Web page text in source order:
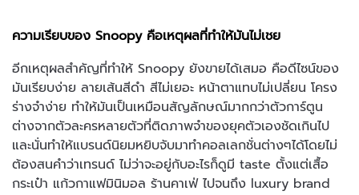
ความเรียบของ Snoopy คือเหตุผลที่ทำให้มันไม่เชย
อีกเหตุผลสำคัญที่ทำให้ Snoopy ยังขายได้เสมอ คือดีไซน์ของ
มันเรียบง่าย ลายเส้นสีดำ สีไม่เยอะ หน้าตาแทบไม่เปลี่ยน โครง
ร่างจำง่าย ทำให้มันเป็นเหมือนสัญลักษณ์มากกว่าตัวการ์ตูน
ต่างจากตัวละครหลายตัวที่ติดภาพจำของยุคตัวเองชัดเกินไป
และนั่นทำให้แบรนด์นิยมหยิบจับมาทำคอลเลกชั่นต่างๆได้โดยไม่
ต้องสนคำว่าเทรนด์ ไม่ว่าจะอยู่กับอะไรก็ดูมี taste ตั้งแต่เสื้อ
กระเป๋า แก้วกาแฟมินิมอล ร้านคาเฟ่ ไปจนถึง luxury brand